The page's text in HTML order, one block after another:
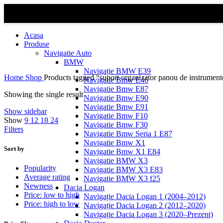
Acasa
Produse
Navigatie Auto
BMW
Navigație BMW E39
Navigatie Bmw E46
Navigatie Bmw E87
Navigatie Bmw E90
Navigatie Bmw E91
Navigatie Bmw F10
Navigatie Bmw F30
Navigatie Bmw Seria 1 E87
Navigatie Bmw X1
Navigatie Bmw X1 E84
Navigatie BMW X3
Navigatie BMW X3 E83
Navigatie BMW X3 f25
Dacia Logan
Navigație Dacia Logan 1 (2004–2012)
Navigație Dacia Logan 2 (2012–2020)
Navigație Dacia Logan 3 (2020–Prezent)
Home Shop Products tagged “suport organizator panou de
Showing the single result
Show sidebar
Show 9 12 18 24
Filters
Sort by
Popularity
Average rating
Newness
Price: low to high
Price: high to low